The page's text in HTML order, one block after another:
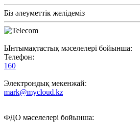
Біз әлеуметтік желідеміз
Ынтымақтастық мәселелері бойынша:
Телефон:
160
Электрондық мекенжай:
mark@mycloud.kz
ФДО мәселелері бойынша: